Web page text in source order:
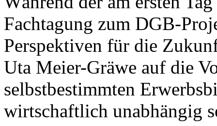
Fachtagung zum DGB-
Perspektiven für die
Uta Meier-Gräwe auf die
selbstbestimmten
wirtschaftlich unabhängig